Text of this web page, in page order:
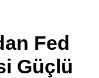
Youtube
TikTok
Fed
Güçlü